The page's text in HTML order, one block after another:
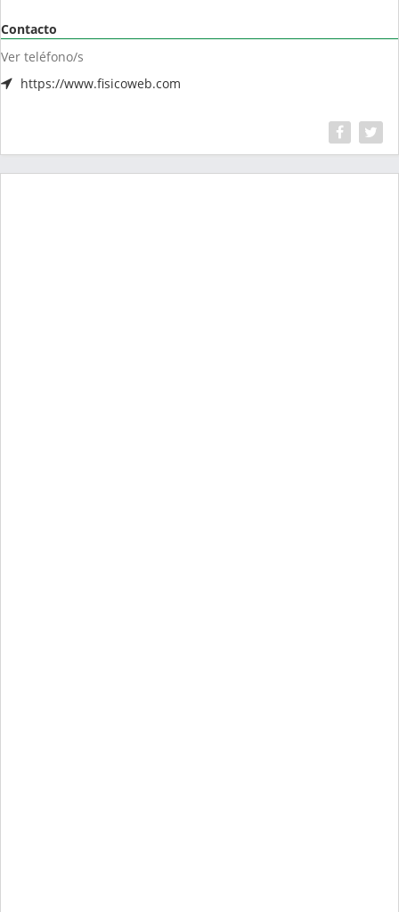
Contacto
Ver teléfono/s
https://www.fisicoweb.com